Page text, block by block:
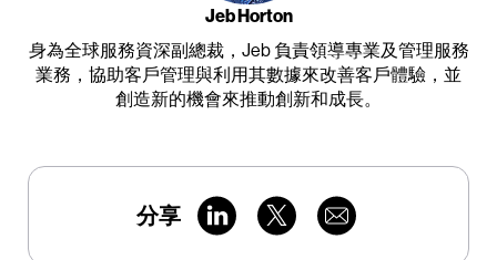
Jeb Horton
身為全球服務資深副總裁，Jeb 負責領導專業及管理服務
業務，協助客戶管理與利用其數據來改善客戶體驗，並
創造新的機會來推動創新和成長。
分享